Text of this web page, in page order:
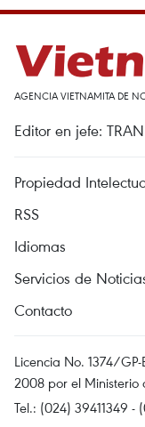
AGENCIA VIETNAMITA DE
Editor en jefe:
Propiedad
RSS
Idiomas
Servicios de
Contacto
Licencia No. 1374/
2008 por el Ministerio
Tel.: (024) 39411349 -